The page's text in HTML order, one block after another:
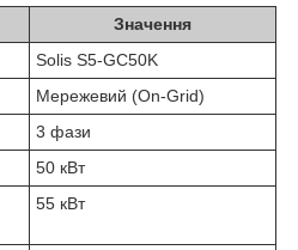
Значення
Solis S5-GC50K
Мережевий (On-Grid)
3 фази
50 кВт
55 кВт